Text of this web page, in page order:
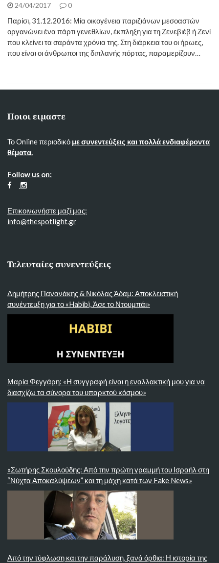
24/04/2017 0
Παρίσι, 31.12.2016: Μία οικογένεια παριζιάνων μεσοαστών
οργανώνει ένα πάρτι γενεθλίων, έκπληξη για τη Ζενεβιέβ ή Ζενί
που κλείνει τα σαράντα χρόνια της. Στη διάρκεια του οι ήρωες,
που είναι οι άνθρωποι της διπλανής πόρτας, παραμερίζουν…
Ποιοι ειμαστε
Το Online περιοδικό με συνεντεύξεις και πολλά ενδιαφέροντα
θέματα.
Follow us on:
Επικοινωνήστε μαζί μας:
info@thespotlight.gr
Τελευταίες συνεντεύξεις
Δημήτρης Πανανάκης & Νικόλας Άδαμ: Αποκλειστική
συνέντευξη για το «Habibi, Άσε το Ντουμπάι»
Μαρία Φεγγάρη: «Η συγγραφή είναι η εναλλακτική μου για να
διασχίζω τα σύνορα του υπαρκτού κόσμου»
«Σωτήρης Σκουλούδης: Από την πρώτη γραμμή του Ισραήλ στη
“Νύχτα Αποκαλύψεων” και τη μάχη κατά των Fake News»
Από την τύφλωση και την παράλυση, ξανά όρθια: Η ιστορία της